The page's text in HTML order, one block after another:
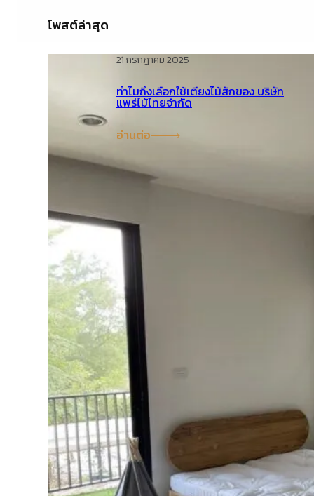
โพสต์ล่าสุด
21 กรกฎาคม 2025
ทำไมถึงเลือกใช้เตียงไม้สักของ บริษัท
แพร่ไม้ไทยจำกัด
อ่านต่อ